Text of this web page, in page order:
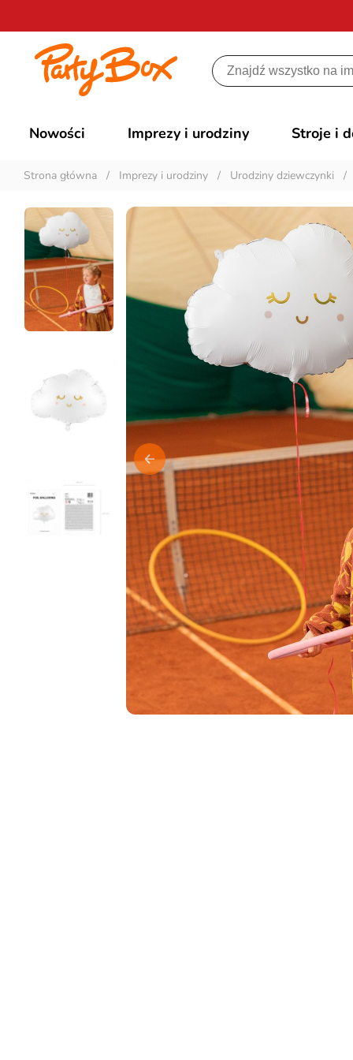
Nowości Imprezy i urodziny Stroje i
Strona główna / Imprezy i urodziny / Urodziny dziewczynki /